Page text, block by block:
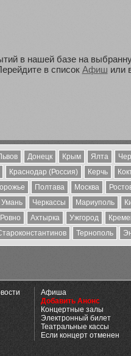
в нашей базе на
в список Афиш или
Донецк Крым Ялта
Краснодар (Россия) Керчь
Полтава Москва
Умань Черкассы Мариуполь
Ровно Ахтырка Ужгород
Тернополь
Афиша
Добавить Анонс
Концертные залы
Электронный билет
Театральные кассы
Если концерт отменен